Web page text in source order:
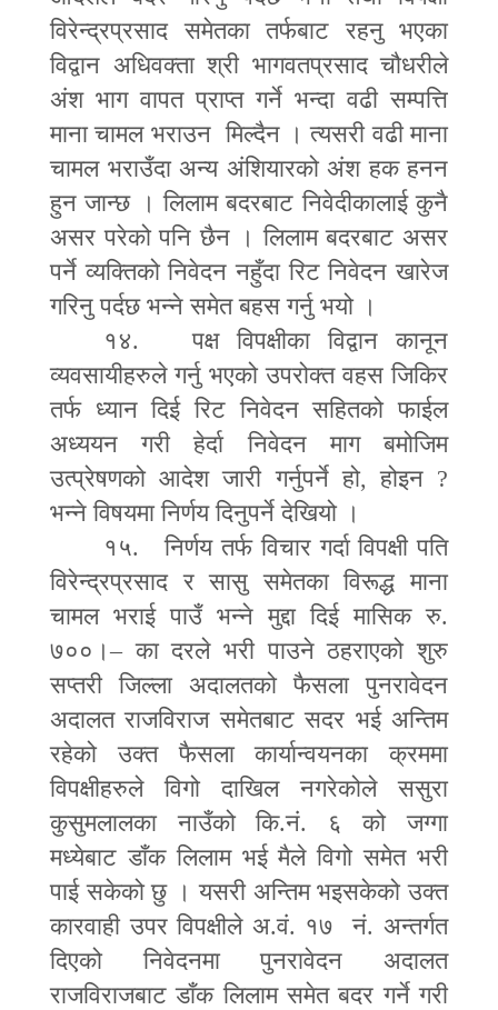
विरेन्द्रप्रसाद समेतका तर्फबाट रहनु भएका
विद्वान अधिवक्ता श्री भागवतप्रसाद चौधरीले
अंश भाग वापत प्राप्त गर्ने भन्दा वढी सम्पत्ति
माना चामल भराउन मिल्दैन । त्यसरी वढी माना
चामल भराउँदा अन्य अंशियारको अंश हक हनन
हुन जान्छ । लिलाम बदरबाट निवेदीकालाई कुनै
असर परेको पनि छैन । लिलाम बदरबाट असर
पर्ने व्यक्तिको निवेदन नहुँदा रिट निवेदन खारेज
गरिनु पर्दछ भन्ने समेत बहस गर्नु भयो ।
१४. पक्ष विपक्षीका विद्वान कानून
व्यवसायीहरुले गर्नु भएको उपरोक्त वहस जिकिर
तर्फ ध्यान दिई रिट निवेदन सहितको फाईल
अध्ययन गरी हेर्दा निवेदन माग बमोजिम
उत्प्रेषणको आदेश जारी गर्नुपर्ने हो,होइन ?
भन्ने विषयमा निर्णय दिनुपर्ने देखियो ।
१५. निर्णय तर्फ विचार गर्दा विपक्षी पति
विरेन्द्रप्रसाद र सासु समेतका विरूद्ध माना
चामल भराई पाउँ भन्ने मुद्दा दिई मासिक रु.
७००।–का दरले भरी पाउने ठहराएको शुरु
सप्तरी जिल्ला अदालतको फैसला पुनरावेदन
अदालत राजविराज समेतबाट सदर भई अन्तिम
रहेको उक्त फैसला कार्यान्वयनका क्रममा
विपक्षीहरुले विगो दाखिल नगरेकोले ससुरा
कुसुमलालका नाउँको कि.नं. ६ को जग्गा
मध्येबाट डाँक लिलाम भई मैले विगो समेत भरी
पाई सकेको छु । यसरी अन्तिम भइसकेको उक्त
कारवाही उपर विपक्षीले अ.वं. १७ नं. अन्तर्गत
दिएको निवेदनमा पुनरावेदन अदालत
राजविराजबाट डाँक लिलाम समेत बदर गर्ने गरी